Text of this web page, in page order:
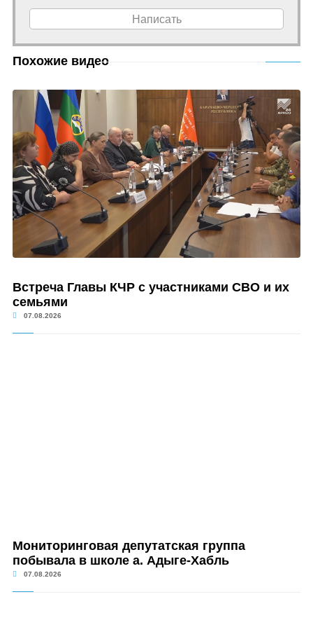
Написать
Похожие видео
Встреча Главы КЧР с участниками СВО и их
семьями
07.08.2026
Мониторинговая депутатская группа
побывала в школе а. Адыге-Хабль
07.08.2026